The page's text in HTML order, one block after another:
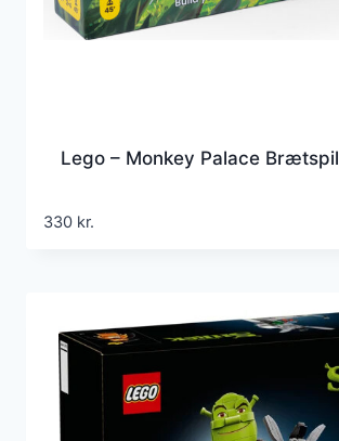
Lego – Monkey Palace Brætspil
330 kr.